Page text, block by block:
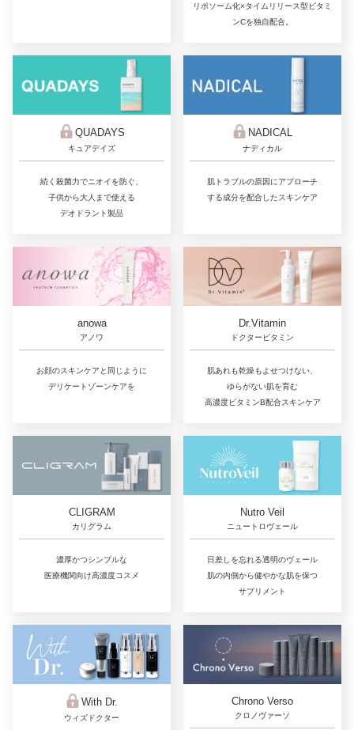
リポソーム化×タイムリリース型ビタミ
ンCを独自配合。
QUADAYS
キュアデイズ
続く殺菌力でニオイを防ぐ、
子供から大人まで使える
デオドラント製品
NADICAL
ナディカル
肌トラブルの原因にアプローチ
する成分を配合したスキンケア
anowa
アノワ
お顔のスキンケアと同じように
デリケートゾーンケアを
Dr.Vitamin
ドクタービタミン
肌あれも乾燥もよせつけない、
ゆらがない肌を育む
高濃度ビタミンB配合スキンケア
CLIGRAM
カリグラム
濃厚かつシンプルな
医療機関向け高濃度コスメ
Nutro Veil
ニュートロヴェール
日差しを忘れる透明のヴェール
肌の内側から健やかな肌を保つ
サプリメント
With Dr.
ウィズドクター
Chrono Verso
クロノヴァーソ